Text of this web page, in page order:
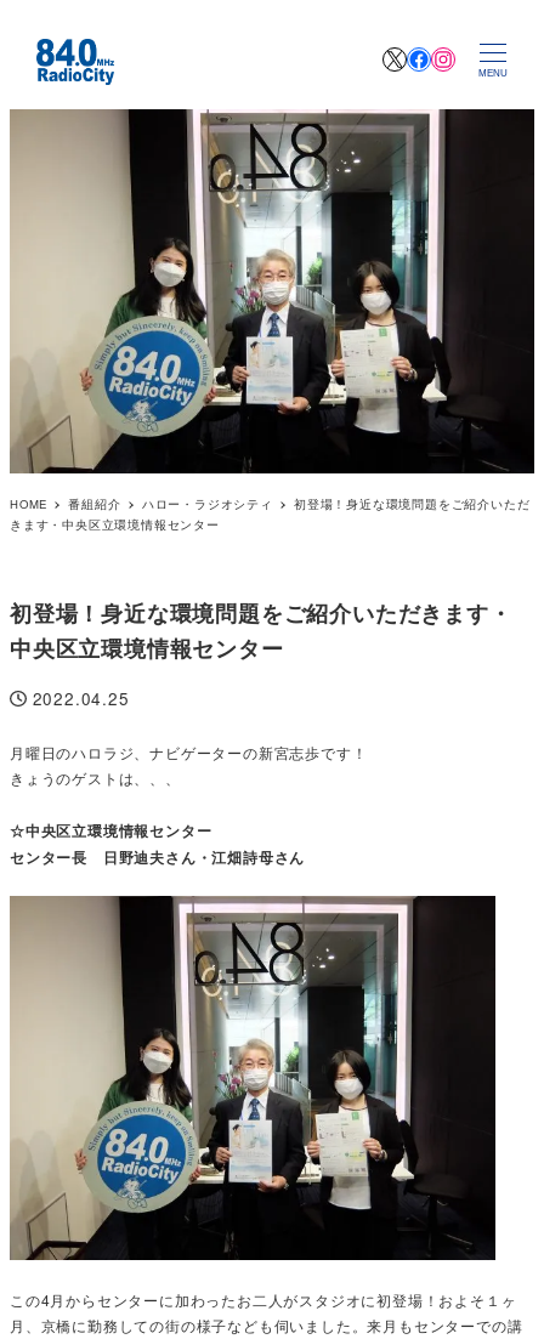
XFacebook
MENU
HOME 番組紹介 ハロー・ラジオシティ
初登場！身近な環境問題をご紹介いただ
きます・中央区立環境情報センター
初登場！身近な環境問題をご紹介いただきます・
中央区立環境情報センター
投稿日
2022.04.25
月曜日のハロラジ、ナビゲーターの新宮志歩です！
きょうのゲストは、、、
☆中央区立環境情報センター
センター長 日野迪夫さん・江畑詩母さん
この4月からセンターに加わったお二人がスタジオに初登場！およそ１ヶ
月、京橋に勤務しての街の様子なども伺いました。来月もセンターでの講